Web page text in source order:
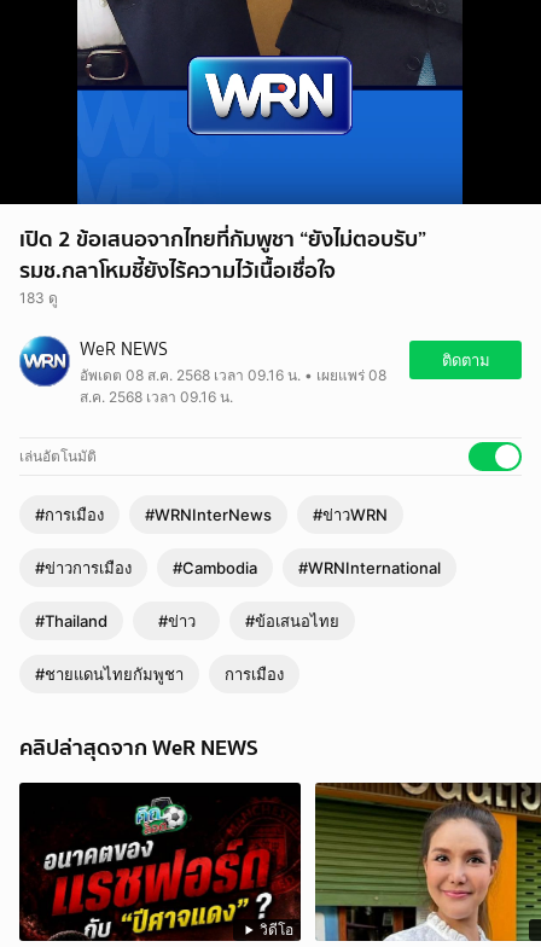
เปิด 2 ข้อเสนอจากไทยที่กัมพูชา “ยังไม่ตอบรับ”
รมช.กลาโหมชี้ยังไร้ความไว้เนื้อเชื่อใจ
183 ดู
WeR NEWS
อัพเดต 08 ส.ค. 2568 เวลา 09.16 น. • เผยแพร่ 08
ส.ค. 2568 เวลา 09.16 น.
ติดตาม
เล่นอัตโนมัติ
#การเมือง #WRNInterNews #ข่าวWRN
#ข่าวการเมือง #Cambodia #WRNInternational
#Thailand #ข่าว #ข้อเสนอไทย
#ชายแดนไทยกัมพูชา การเมือง
คลิปล่าสุดจาก WeR NEWS
วิดีโอ